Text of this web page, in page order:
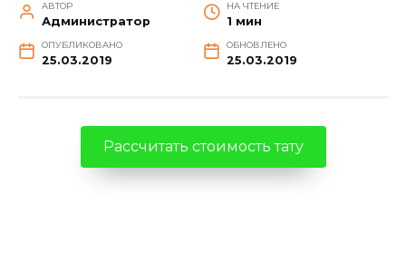
АВТОР
Администратор
НА ЧТЕНИЕ
1 мин
ОПУБЛИКОВАНО
25.03.2019
ОБНОВЛЕНО
25.03.2019
Рассчитать стоимость тату